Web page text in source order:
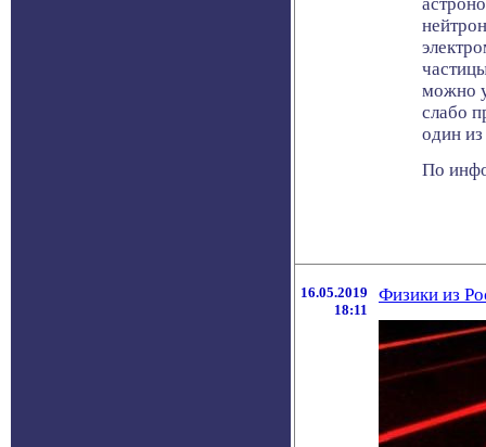
можно
слабо
один
По
16.05.2019
18:11
Физики из